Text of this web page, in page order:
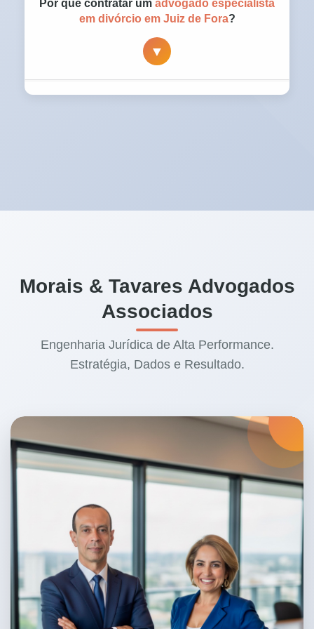
acompanhamento próximo. Cada etapa é
conduzida com método, transparência e
orientação clara, evitando surpresas ao longo
Por que contratar um advogado especialista
em divórcio em Juiz de Fora?
▼
Morais & Tavares Advogados
Associados
Engenharia Jurídica de Alta Performance.
Estratégia, Dados e Resultado.